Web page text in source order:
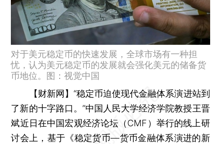
对于美元稳定币的快速发展，全球市场有一种担
忧，认为美元稳定币的发展就会强化美元的储备货
币地位。图：视觉中国
【财新网】 “稳定币迫使现代金融体系演进站到
了新的十字路口。”中国人民大学经济学院教授王晋
斌近日在中国宏观经济论坛（CMF）举行的线上研
讨会上，基于《稳定货币—货币金融体系演进的新